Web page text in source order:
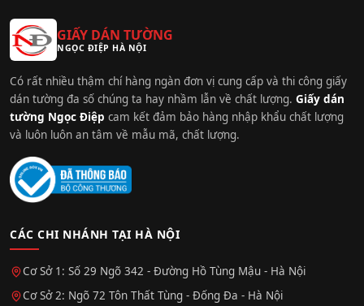
GIẤY DÁN TƯỜNG
NGỌC ĐIỆP HÀ NỘI
Có rất nhiều thậm chí hàng ngàn đơn vị cung cấp và thi công giấy
dán tường đa số chúng ta hay nhầm lẫn về chất lượng. Giấy dán
tường Ngọc Điệp cam kết đảm bảo hàng nhập khẩu chất lượng
và luôn luôn an tâm về mẫu mã, chất lượng.
CÁC CHI NHÁNH TẠI HÀ NỘI
Cơ Sở 1: Số 29 Ngõ 342 - Đường Hồ Tùng Mậu - Hà Nội
Cơ Sở 2: Ngõ 72 Tôn Thất Tùng - Đống Đa - Hà Nội